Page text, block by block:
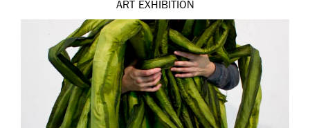
ART EXHIBITION